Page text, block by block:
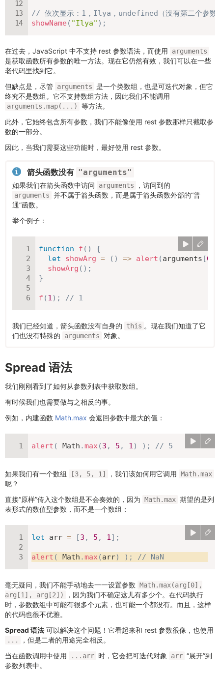
// 依次显示：1，Ilya，undefined（没有第二个参数
showName ( "Ilya" ) ;
在过去，JavaScript 中不支持 rest 参数语法，而使用 arguments
是获取函数所有参数的唯一方法。现在它仍然有效，我们可以在一些
老代码里找到它。
但缺点是，尽管
arguments 是一个类数组，也是可迭代对象，但它
终究不是数组。它不支持数组方法，因此我们不能调用
arguments.map(...)
等方法。
此外，它始终包含所有参数，我们不能像使用 rest 参数那样只截取参
数的一部分。
因此，当我们需要这些功能时，最好使用 rest 参数。
箭头函数没有 "arguments"
如果我们在箭头函数中访问 arguments ，访问到的
arguments 并不属于箭头函数，而是属于箭头函数外部的“普
通”函数。
举个例子：
function f ( )
{
let
showArg = ( ) => alert (arguments [0
showArg ( ) ;
}
f (1) ; // 1
我们已经知道，箭头函数没有自身的 this 。现在我们知道了它
们也没有特殊的
arguments 对象。
Spread 语法
我们刚刚看到了如何从参数列表中获取数组。
有时候我们也需要做与之相反的事。
例如，内建函数 Math.max 会返回参数中最大的值：
alert ( Math .max(3 , 5 , 1) ) ; // 5
如果我们有一个数组 [3, 5, 1] ，我们该如何用它调用 Math.max
呢？
直接“原样”传入这个数组是不会奏效的，因为 Math.max 期望的是列
表形式的数值型参数，而不是一个数组：
let arr = [3 , 5 , 1] ;
alert ( Math .max (arr) ) ; // NaN
毫无疑问，我们不能手动地去一一设置参数 Math.max(arg[0],
arg[1], arg[2])
，因为我们不确定这儿有多少个。在代码执行
时，参数数组中可能有很多个元素，也可能一个都没有。而且，这样
的代码也很不优雅。
Spread 语法 可以解决这个问题！它看起来和 rest 参数很像，也使用
...
，但是二者的用途完全相反。
当在函数调用中使用
...arr 时，它会把可迭代对象 arr “展开”到
参数列表中。